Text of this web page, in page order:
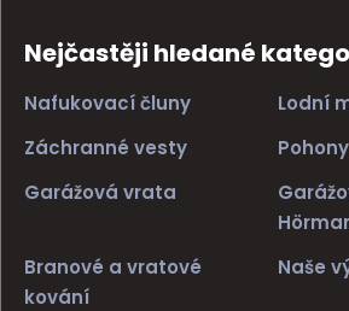
Nejčastěji hledané
Nafukovací čluny
Lodní
Záchranné vesty
Garážová vrata
Branové a vratové
kování
Naše